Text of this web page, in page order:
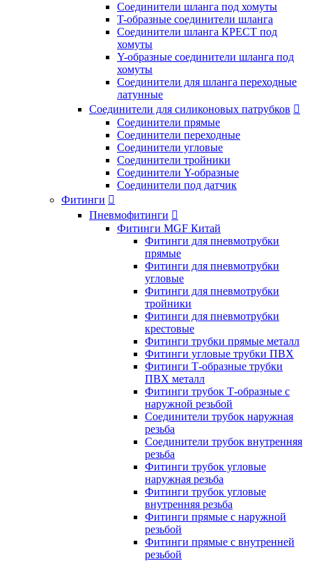
Соединители шланга под хомуты
T-образные соединители шланга
Соединители шланга КРЕСТ под
хомуты
Y-образные соединители шланга под
хомуты
Соединители для шланга переходные
латунные
Соединители для силиконовых патрубков 
Соединители прямые
Соединители переходные
Соединители угловые
Соединители тройники
Соединители Y-образные
Соединители под датчик
Фитинги 
Пневмофитинги 
Фитинги MGF Китай
Фитинги для пневмотрубки
прямые
Фитинги для пневмотрубки
угловые
Фитинги для пневмотрубки
тройники
Фитинги для пневмотрубки
крестовые
Фитинги трубки прямые металл
Фитинги угловые трубки ПВХ
Фитинги Т-образные трубки
ПВХ металл
Фитинги трубок Т-образные с
наружной резьбой
Соединители трубок наружная
резьба
Соединители трубок внутренняя
резьба
Фитинги трубок угловые
наружная резьба
Фитинги трубок угловые
внутренняя резьба
Фитинги прямые с наружной
резьбой
Фитинги прямые с внутренней
резьбой